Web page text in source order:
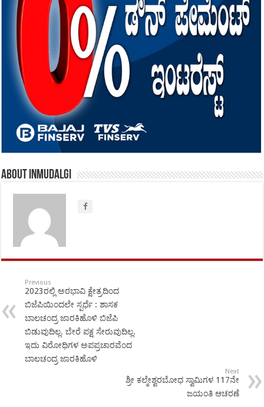
About inmudalgi
Previous
2023ರಲ್ಲಿ ಅರಭಾವಿ ಕ್ಷೇತ್ರದಿಂದ
ಬಿಜೆಪಿಯಿಂದಲೇ ಸ್ಪರ್ಧೆ : ಶಾಸಕ
ಬಾಲಚಂದ್ರ ಜಾರಕಿಹೊಳಿ ಬಿಜೆಪಿ
ಬಿಡುವುದಿಲ್ಲ. ಬೇರೆ ಪಕ್ಷ ಸೇರುವುದಿಲ್ಲ.
ಇದು ವಿರೋಧಿಗಳ ಅಪಪ್ರಚಾರವೆಂದ
ಬಾಲಚಂದ್ರ ಜಾರಕಿಹೊಳಿ
Next
ಶ್ರೀ ಕಲ್ಮೇಶ್ವರಬೋಧ ಸ್ವಾಮಿಗಳ 117ನೇ
ಜಯಂತಿ ಆಚರಣೆ